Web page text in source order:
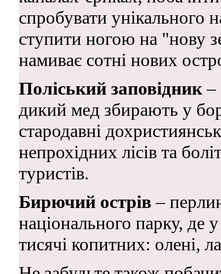
спробувати унікального
ступити ногою на "нову
намиває сотні нових
Поліський заповідник–
дикий мед збирають у
стародавні
непрохідних лісів та
туристів.
Бирючий острів –
національного парку, де
тисячі копитних: олені,